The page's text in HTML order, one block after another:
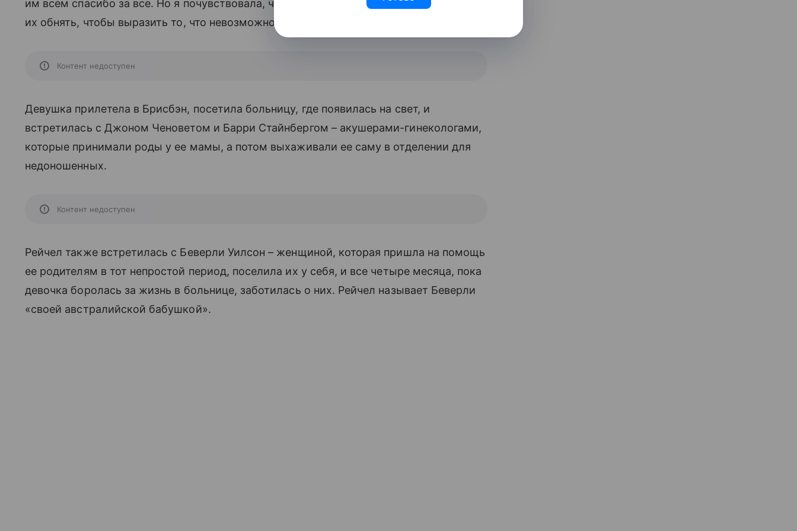
им всем спасибо за все. Но я почувствовала, что этого недостаточно, мне захотелось
их обнять, чтобы выразить то, что невозможно сказать словами», – говорит Рэйчел.
Контент недоступен
Девушка прилетела в Брисбэн, посетила больницу, где появилась на свет, и
встретилась с Джоном Ченоветом и Барри Стайнбергом – акушерами-гинекологами,
которые принимали роды у ее мамы, а потом выхаживали ее саму в отделении для
недоношенных.
Контент недоступен
Рейчел также встретилась с Беверли Уилсон – женщиной, которая пришла на помощь
ее родителям в тот непростой период, поселила их у себя, и все четыре месяца, пока
девочка боролась за жизнь в больнице, заботилась о них. Рейчел называет Беверли
«своей австралийской бабушкой».